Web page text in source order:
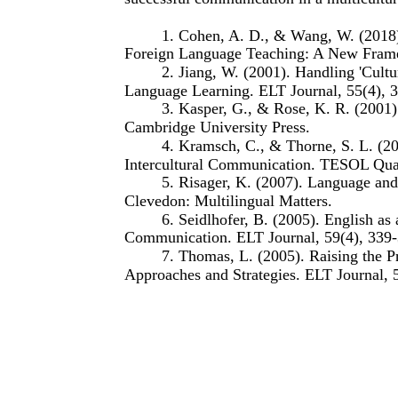
1. Cohen, A. D., & Wang, W.
Foreign Language Teaching: A New
2. Jiang, W. (2001). Handling
Language Learning. ELT Journal, 55(4),
3. Kasper, G., & Rose, K. R.
Cambridge University Press.
4. Kramsch, C., & Thorne, S. L.
Intercultural Communication. TESOL
5. Risager, K. (2007). Language
Clevedon: Multilingual Matters.
6. Seidlhofer, B. (2005). English
Communication. ELT Journal, 59(4),
7. Thomas, L. (2005). Raising the
Approaches and Strategies. ELT Journal,